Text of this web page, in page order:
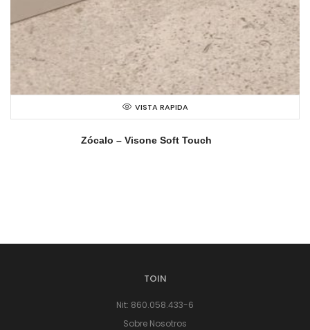
VISTA RAPIDA
Zócalo – Visone Soft Touch
TOIN
Nit: 860.058.433-6
Sobre Nosotros